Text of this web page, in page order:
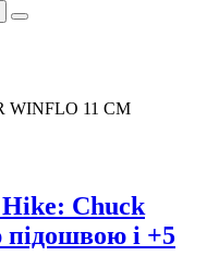
WINFLO 11 CM
Chuck
підошвою і +5